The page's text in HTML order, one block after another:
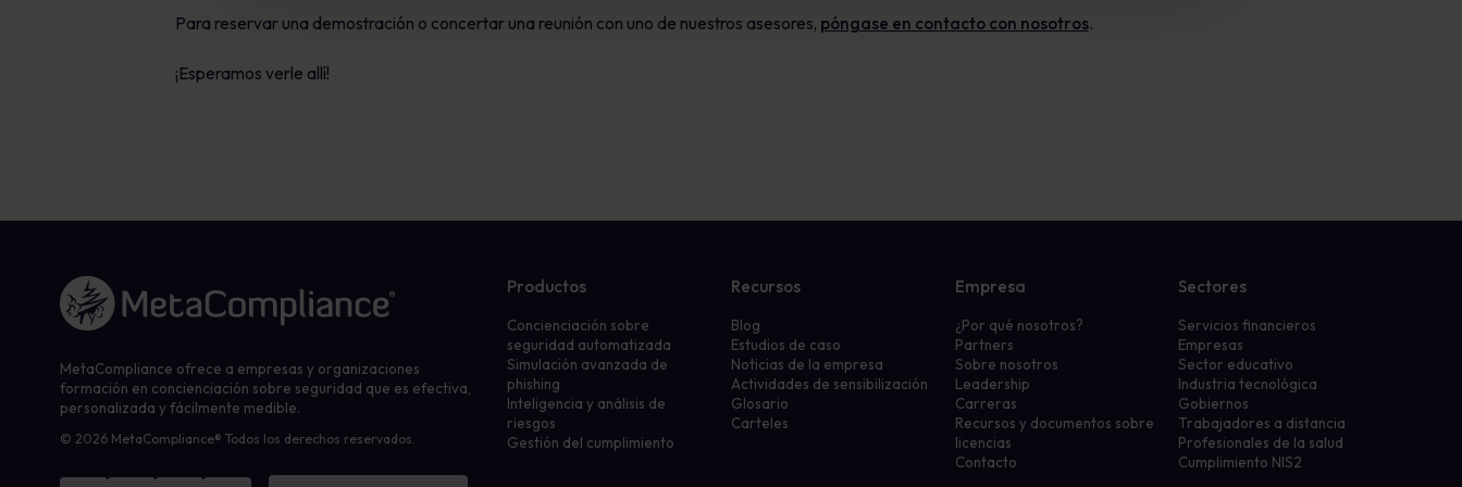
Para reservar una demostración o concertar una reunión con uno de nuestros asesores, póngase en contacto con nosotros.
¡Esperamos verle allí!
Enlace a la página de inicio
MetaCompliance ofrece a empresas y organizaciones
formación en concienciación sobre seguridad que es efectiva,
personalizada y fácilmente medible.
© 2026 MetaCompliance® Todos los derechos reservados.
Productos
Concienciación sobre
seguridad automatizada
Simulación avanzada de
phishing
Inteligencia y análisis de
riesgos
Gestión del cumplimiento
Recursos
Blog
Estudios de caso
Noticias de la empresa
Actividades de sensibilización
Glosario
Carteles
Empresa
¿Por qué nosotros?
Partners
Sobre nosotros
Leadership
Carreras
Recursos y documentos sobre
licencias
Contacto
Sectores
Servicios financieros
Empresas
Sector educativo
Industria tecnológica
Gobiernos
Trabajadores a distancia
Profesionales de la salud
Cumplimiento NIS2